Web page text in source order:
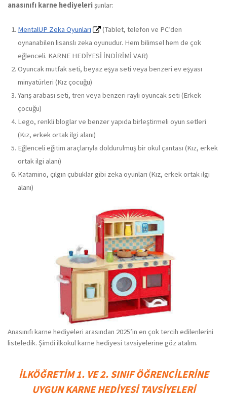
anasınıfı karne hediyelerişunlar:
MentalUP Zeka Oyunları
(Tablet, telefon ve PC’den
oynanabilen lisanslı zeka oyunudur. Hem bilimsel hem de çok
eğlenceli. KARNE HEDİYESİ İNDİRİMİ VAR)
Oyuncak mutfak seti, beyaz eşya seti veya benzeri ev eşyası
minyatürleri (Kız çocuğu)
Yarış arabası seti, tren veya benzeri raylı oyuncak seti (Erkek
çocuğu)
Lego, renkli bloglar ve benzer yapıda birleştirmeli oyun setleri
(Kız, erkek ortak ilgi alanı)
Eğlenceli eğitim araçlarıyla doldurulmuş bir okul çantası (Kız, erkek
ortak ilgi alanı)
Katamino, çılgın çubuklar gibi zeka oyunları (Kız, erkek ortak ilgi
alanı)
Anasınıfı karne hediyeleri arasından 2025’in en çok tercih edilenlerini
listeledik. Şimdi ilkokul karne hediyesi tavsiyelerine göz atalım.
İLKÖĞRETİM 1. VE 2. SINIF ÖĞRENCİLERİNE
UYGUN KARNE HEDİYESİ TAVSİYELERİ